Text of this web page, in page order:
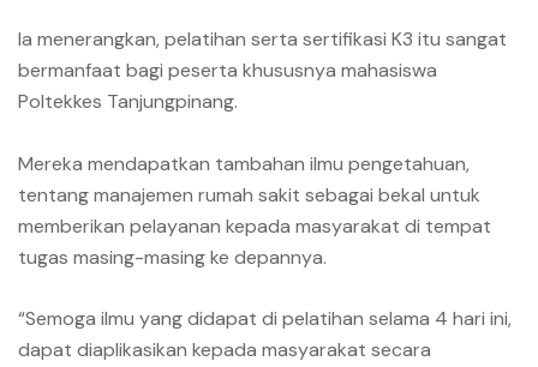
Ia menerangkan, pelatihan serta sertifikasi K3 itu sangat
bermanfaat bagi peserta khususnya mahasiswa
Poltekkes Tanjungpinang.
Mereka mendapatkan tambahan ilmu pengetahuan,
tentang manajemen rumah sakit sebagai bekal untuk
memberikan pelayanan kepada masyarakat di tempat
tugas masing-masing ke depannya.
“Semoga ilmu yang didapat di pelatihan selama 4 hari ini,
dapat diaplikasikan kepada masyarakat secara